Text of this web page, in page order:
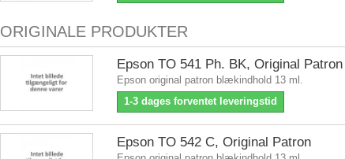
ORIGINALE PRODUKTER
Epson TO 541 Ph. BK, Original Patron
Epson original patron blækindhold 13 ml.
1-3 dages forventet leveringstid
Epson TO 542 C, Original Patron